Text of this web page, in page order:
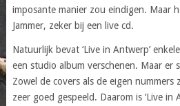
imposante manier zou eindigen. Maar
Jammer, zeker bij een live cd.
Natuurlijk bevat ‘Live in Antwerp’
een studio album verschenen. Maar er
Zowel de covers als de eigen
zeer goed gespeeld. Daarom is ‘Live in